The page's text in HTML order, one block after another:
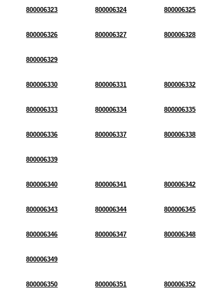
800006323 800006324 800006325
800006326 800006327 800006328
800006329
800006330 800006331 800006332
800006333 800006334 800006335
800006336 800006337 800006338
800006339
800006340 800006341 800006342
800006343 800006344 800006345
800006346 800006347 800006348
800006349
800006350 800006351 800006352